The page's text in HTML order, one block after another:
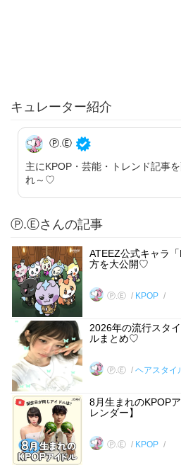
キュレーター紹介
Ⓟ.Ⓔ
主にKPOP・芸能・トレンド記事
れ～♡
Ⓟ.Ⓔさんの記事
ATEEZ公式キャラ
方を大公開♡
Ⓟ.Ⓔ KPOP
2026年の流行スタ
ルまとめ♡
Ⓟ.Ⓔ ヘアスタイ
8月生まれのKPOP
レンダー】
Ⓟ.Ⓔ KPOP